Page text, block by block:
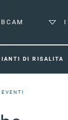
DI RISALITA
EVENTI